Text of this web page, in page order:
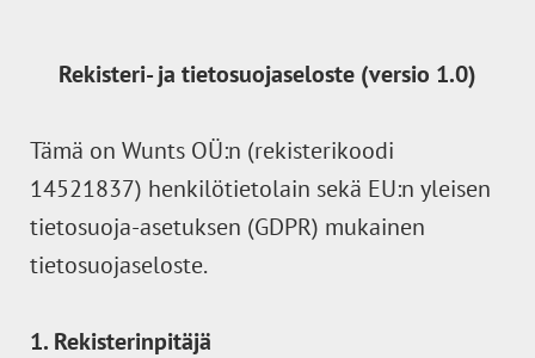
Rekisteri- ja tietosuojaseloste (versio 1.0)
Tämä on Wunts OÜ:n (rekisterikoodi
14521837) henkilötietolain sekä EU:n yleisen
tietosuoja-asetuksen (GDPR) mukainen
tietosuojaseloste.
1. Rekisterinpitäjä